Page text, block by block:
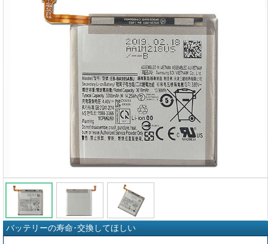
バッテリーの寿命･交換してほしい